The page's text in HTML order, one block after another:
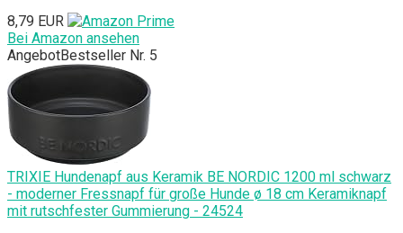
8,79 EUR
Bei Amazon ansehen
AngebotBestseller Nr. 5
TRIXIE Hundenapf aus Keramik BE NORDIC 1200 ml schwarz
- moderner Fressnapf für große Hunde ø 18 cm Keramiknapf
mit rutschfester Gummierung - 24524